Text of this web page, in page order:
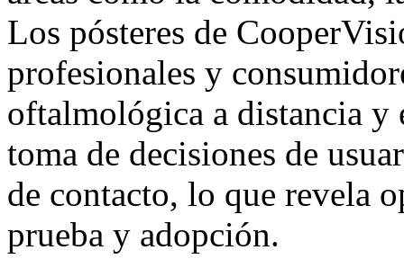
Los pósteres de
profesionales y
oftalmológica a distancia y
toma de decisiones de
de contacto, lo que revela
prueba y adopción.